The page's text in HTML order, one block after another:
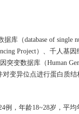
（database of single
Project）、千人基
突变数据库（Human
变异位点进行蛋白质结
，年龄18~28岁，平